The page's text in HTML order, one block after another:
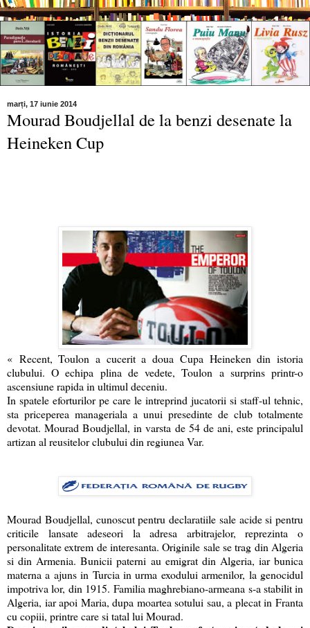
marți, 17 iunie 2014
Mourad Boudjellal de la benzi desenate la
Heineken Cup
« Recent, Toulon a cucerit a doua Cupa Heineken din istoria
clubului. O echipa plina de vedete, Toulon a surprins printr-o
ascensiune rapida in ultimul deceniu.
In spatele eforturilor pe care le intreprind jucatorii si staff-ul tehnic,
sta priceperea manageriala a unui presedinte de club totalmente
devotat. Mourad Boudjellal, in varsta de 54 de ani, este principalul
artizan al reusitelor clubului din regiunea Var.
Mourad Boudjellal, cunoscut pentru declaratiile sale acide si pentru
criticile lansate adeseori la adresa arbitrajelor, reprezinta o
personalitate extrem de interesanta. Originile sale se trag din Algeria
si din Armenia. Bunicii paterni au emigrat din Algeria, iar bunica
materna a ajuns in Turcia in urma exodului armenilor, la genocidul
impotriva lor, din 1915. Familia maghrebiano-armeana s-a stabilit in
Algeria, iar apoi Maria, dupa moartea sotului sau, a plecat in Franta
cu copiii, printre care si tatal lui Mourad.